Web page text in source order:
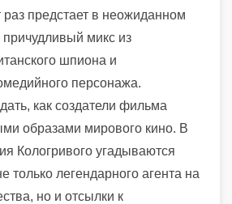
раз предстает в неожиданном
микс из
шпиона и
персонажа.
как создатели фильма
образами мирового кино. В
Кологривого угадываются
только легендарного агента на
но и отсылки к